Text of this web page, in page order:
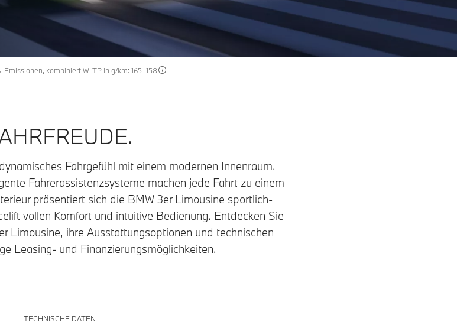
kombiniert WLTP in g/km: 165–158
Fahrgefühl mit einem modernen Innenraum.
Fahrerassistenzsysteme machen jede Fahrt zu einem
präsentiert sich die BMW 3er Limousine sportlich-
vollen Komfort und intuitive Bedienung. Entdecken Sie
Limousine, ihre Ausstattungsoptionen und technischen
Leasing- und Finanzierungsmöglichkeiten.
TECHNISCHE DATEN